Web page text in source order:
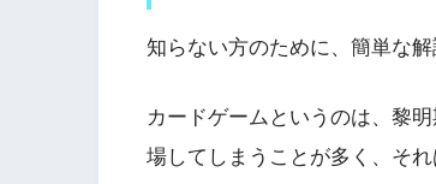
知らない方のために、簡単な解
カードゲームというのは、黎
場してしまうことが多く、そ